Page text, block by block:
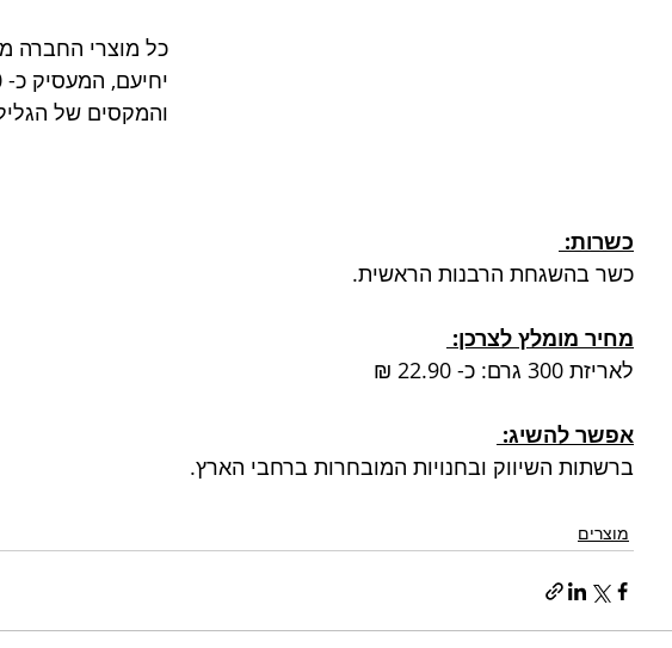
כל מוצרי החברה
והמקסים של
כשרות:
כשר בהשגחת הרבנות הראשית.
מחיר מומלץ לצרכן:
לאריזת 300 גרם: כ- 22.90 ₪
אפשר להשיג:
ברשתות השיווק ובחנויות המובחרות ברחבי הארץ.
מוצרים